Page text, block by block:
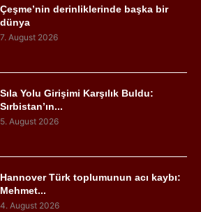
Çeşme’nin derinliklerinde başka bir
dünya
7. August 2026
Sıla Yolu Girişimi Karşılık Buldu:
Sırbistan’ın...
5. August 2026
Hannover Türk toplumunun acı kaybı:
Mehmet...
4. August 2026